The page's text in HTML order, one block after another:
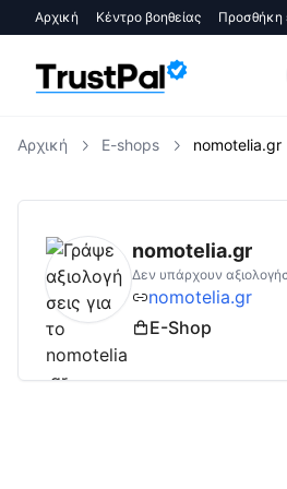
Αρχική Κέντρο βοηθείας Προσθήκη
Αρχική E-shops nomotelia.gr
nomotelia.gr
nomotelia.gr
Δεν υπάρχουν
nomotelia.gr
E-Shop